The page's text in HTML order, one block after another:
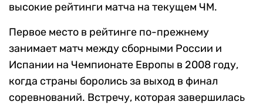
высокие рейтинги матча на текущем ЧМ.
Первое место в рейтинге по-прежнему
занимает матч между сборными России и
Испании на Чемпионате Европы в 2008 году,
когда страны боролись за выход в финал
соревнований. Встречу, которая завершилась